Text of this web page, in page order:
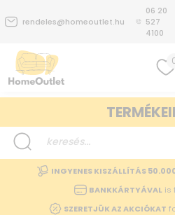
rendeles@homeoutlet.hu
06 20
527
4100
INGYENES KISZÁLLÍTÁS
BANKKÁRTYÁVALis
SZERETJÜK AZ AKCIÓKAT